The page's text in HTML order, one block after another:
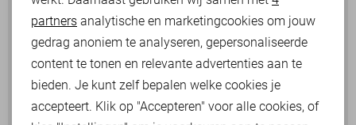
Marketing cookies
partners analytische en marketingcookies om jouw
gedrag anoniem te analyseren, gepersonaliseerde
content te tonen en relevante advertenties aan te
bieden. Je kunt zelf bepalen welke cookies je
accepteert. Klik op "Accepteren" voor alle cookies, of